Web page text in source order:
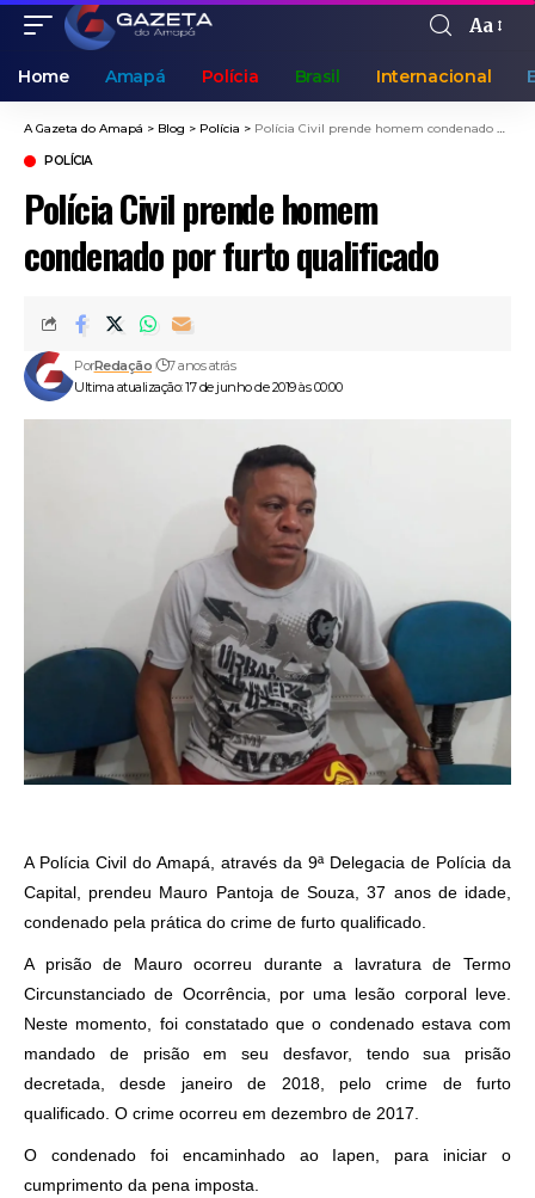
Aa
Home Amapá Polícia Brasil Internacional
A Gazeta do Amapá > Blog > Polícia > Polícia Civil prende homem condenado por furto qualificado
POLÍCIA
Polícia Civil prende homem
condenado por furto qualificado
Ultima atualização: 17 de junho de 2019 às 00:00
PorRedação 7 anos atrás
A Polícia Civil do Amapá, através da 9ª Delegacia de Polícia da
Capital, prendeu Mauro Pantoja de Souza, 37 anos de idade,
condenado pela prática do crime de furto qualificado.
A prisão de Mauro ocorreu durante a lavratura de Termo
Circunstanciado de Ocorrência, por uma lesão corporal leve.
Neste momento, foi constatado que o condenado estava com
mandado de prisão em seu desfavor, tendo sua prisão
decretada, desde janeiro de 2018, pelo crime de furto
qualificado. O crime ocorreu em dezembro de 2017.
O condenado foi encaminhado ao Iapen, para iniciar o
cumprimento da pena imposta.